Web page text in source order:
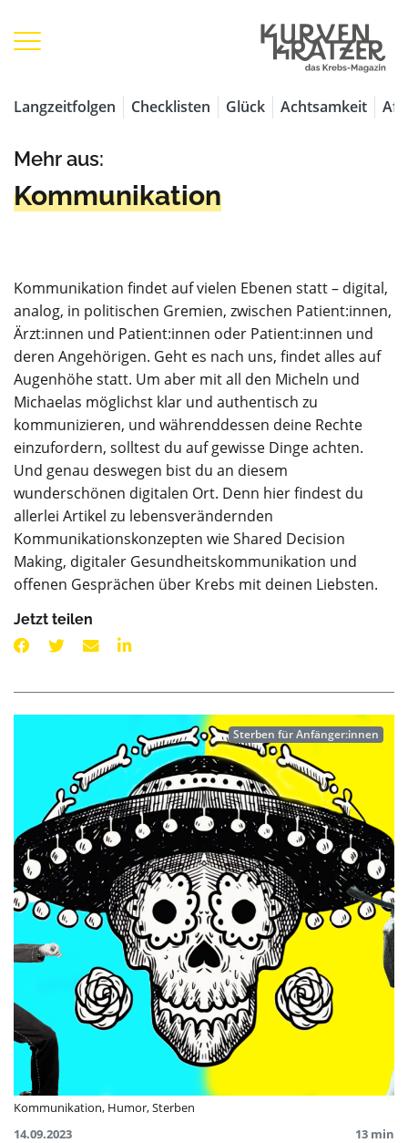
Langzeitfolgen Checklisten Glück Achtsamkeit
Mehr aus:
Kommunikation
Kommunikation findet auf vielen Ebenen statt – digital,
analog, in politischen Gremien, zwischen Patient:innen,
Ärzt:innen und Patient:innen oder Patient:innen und
deren Angehörigen. Geht es nach uns, findet alles auf
Augenhöhe statt. Um aber mit all den Micheln und
Michaelas möglichst klar und authentisch zu
kommunizieren, und währenddessen deine Rechte
einzufordern, solltest du auf gewisse Dinge achten.
Und genau deswegen bist du an diesem
wunderschönen digitalen Ort. Denn hier findest du
allerlei Artikel zu lebensverändernden
Kommunikationskonzepten wie Shared Decision
Making, digitaler Gesundheitskommunikation und
offenen Gesprächen über Krebs mit deinen Liebsten.
Jetzt teilen
Sterben für Anfänger:innen
Kommunikation, Humor,Sterben
14.09.2023
13 min